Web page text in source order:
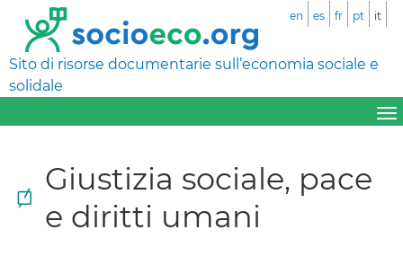
Sito di risorse documentarie sull’economia sociale e
solidale
en es fr pt it
Giustizia sociale, pace
e diritti umani